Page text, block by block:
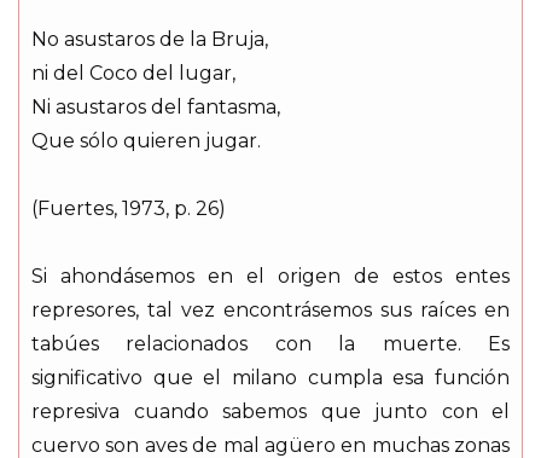
No asustaros de la Bruja,
ni del Coco del lugar,
Ni asustaros del fantasma,
Que sólo quieren jugar.
(Fuertes, 1973, p. 26)
Si ahondásemos en el origen de estos entes
represores, tal vez encontrásemos sus raíces en
tabúes relacionados con la muerte. Es
significativo que el milano cumpla esa función
represiva cuando sabemos que junto con el
cuervo son aves de mal agüero en muchas zonas